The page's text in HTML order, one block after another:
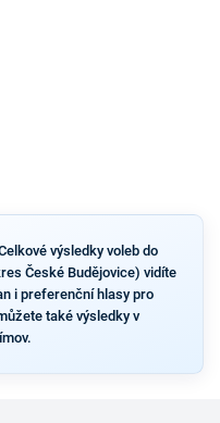
výsledky voleb do
České Budějovice) vidíte
i preferenční hlasy pro
také výsledky v